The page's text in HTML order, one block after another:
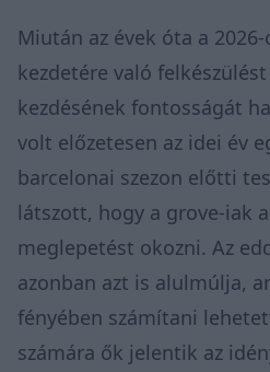
Miután az évek óta a
kezdetére való
kezdésének fontosságát
volt előzetesen az idei év
barcelonai szezon előtti
látszott, hogy a grove-iak
meglepetést okozni. Az
azonban azt is alulmúlja,
fényében számítani
számára ők jelentik az